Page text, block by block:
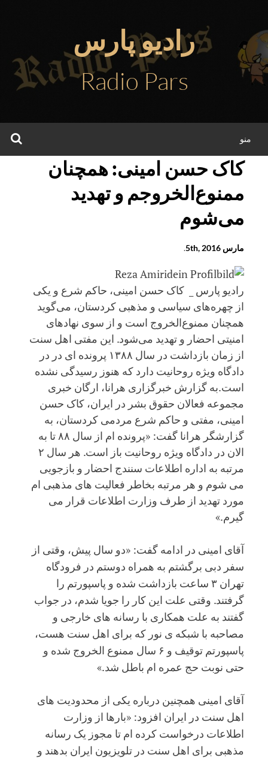
محتوا
رادیو پارس
Radio Pars
منو
کاک حسن امینی: همچنان
ممنوع‌الخروجم و تهدید
می‌شوم
مارس 5th, 2016 .
Reza Amiri
رادیو پارس _ کاک حسن امینی، حاکم شرع و یکی
از چهره‌های سیاسی و مذهبی کردستان، می‌گوید
همچنان ممنوع‌الخروج است و از سوی نهادهای
امنیتی احضار و تهدید می‌شود. این مفتی اهل سنت
از زمان بازداشت در سال ۱۳۸۸ پرونده ای در در
دادگاه ویژه روحانیت دارد که هنوز رسیدگی نشده
است.به گزارش خبرگزاری هرانا، ارگان خبری
مجموعه فعالان حقوق بشر در ایران، کاک حسن
امینی، مفتی و حاکم شرع مردمی کردستان، به
گزارشگر هرانا گفت: «پرونده ام از سال ۸۸ تا به
الان در دادگاه ویژه روحانیت باز است. هر سال ۲
مرتبه به اداره اطلاعات سنندج احضار و بازجویی
می شوم و هر مرتبه بخاطر فعالیت های مذهبی ام
مورد تهدید از طرف وزارت اطلاعات قرار می
گیرم.»
آقای امینی در ادامه گفت: «دو سال پیش، وقتی از
سفر دبی برگشتم به همراه دوستم در فرودگاه
تهران ۳ ساعت بازداشت شده و پاسپورتم را
گرفتند. وقتی علت این کار را جویا شدم، در جواب
گفتند به علت همکاری با رسانه های خارجی و
مصاحبه با شبکه ی نور که برای اهل سنت هست،
پاسپورتم توقیف و ۶ سال ممنوع الخروج شده و
حتی نوبت حج عمره ام باطل شد.»
آقای امینی همچنین درباره یکی از محدودیت های
اهل سنت در ایران افزود: «بارها از وزارت
اطلاعات درخواست کرده ام تا مجوز یک رسانه
مذهبی برای اهل سنت در تلویزیون ایران بدهند و